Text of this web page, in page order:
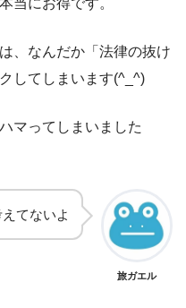
当にお得です。
、なんだか「法律の抜け
してしまいます(^_^)
マってしまいました
てないよ
旅ガエル